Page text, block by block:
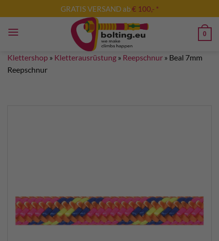
Inhalt
springen
GRATIS VERSAND ab€ 100,- *
0
Klettershop » Kletterausrüstung » Reepschnur » Beal 7mm
Reepschnur